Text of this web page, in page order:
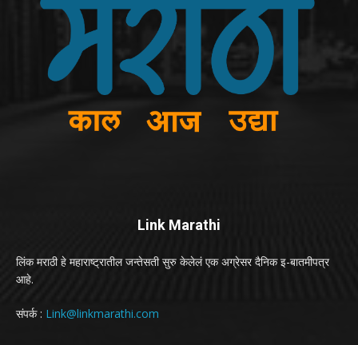
Link Marathi
लिंक मराठी हे महाराष्ट्रातील जन्तेसती सुरु केलेलं एक अग्रेसर दैनिक इ-बातमीपत्र
आहे.
संपर्क : Link@linkmarathi.com